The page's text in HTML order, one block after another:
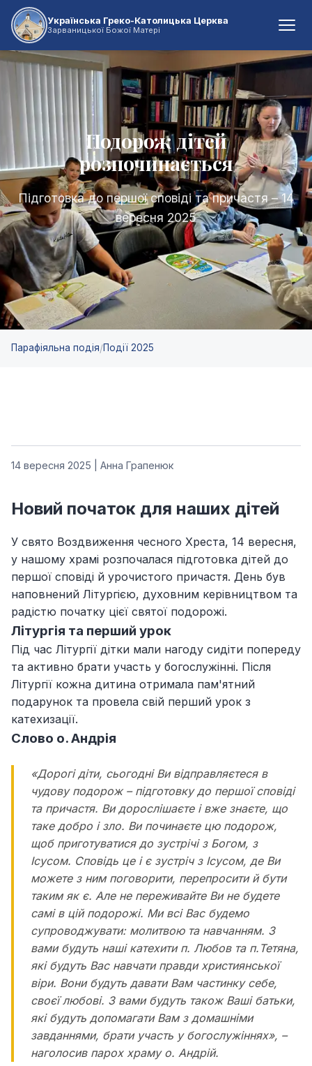
Українська Греко-Католицька Церква
Зарваницької Божої Матері
Подорож дітей
розпочинається
Підготовка до першої сповіді та причастя – 14
вересня 2025
Парафіяльна подія/Події 2025
14 вересня 2025 | Анна Грапенюк
Новий початок для наших дітей
У свято Воздвиження чесного Хреста, 14 вересня,
у нашому храмі розпочалася підготовка дітей до
першої сповіді й урочистого причастя. День був
наповнений Літургією, духовним керівництвом та
радістю початку цієї святої подорожі.
Літургія та перший урок
Під час Літургії дітки мали нагоду сидіти попереду
та активно брати участь у богослужінні. Після
Літургії кожна дитина отримала пам'ятний
подарунок та провела свій перший урок з
катехизації.
Слово о. Андрія
«Дорогі діти, сьогодні Ви відправляєтеся в
чудову подорож – підготовку до першої сповіді
та причастя. Ви дорослішаєте і вже знаєте, що
таке добро і зло. Ви починаєте цю подорож,
щоб приготуватися до зустрічі з Богом, з
Ісусом. Сповідь це і є зустріч з Ісусом, де Ви
можете з ним поговорити, перепросити й бути
таким як є. Але не переживайте Ви не будете
самі в цій подорожі. Ми всі Вас будемо
супроводжувати: молитвою та навчанням. З
вами будуть наші катехити п. Любов та п.Тетяна,
які будуть Вас навчати правди християнської
віри. Вони будуть давати Вам частинку себе,
своєї любові. З вами будуть також Ваші батьки,
які будуть допомагати Вам з домашніми
завданнями, брати участь у богослужіннях», –
наголосив парох храму о. Андрій.